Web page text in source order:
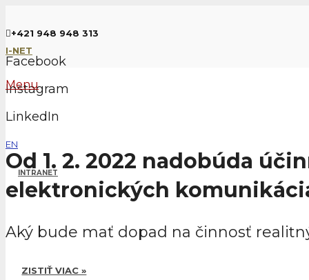
+421 948 948 313
Facebook
Instagram
LinkedIn
EN
INTRANET
I-NET
Menu
Od 1. 2. 2022 nadobúda
elektronických
Aký bude mať dopad na činnosť
ZISTIŤ VIAC »